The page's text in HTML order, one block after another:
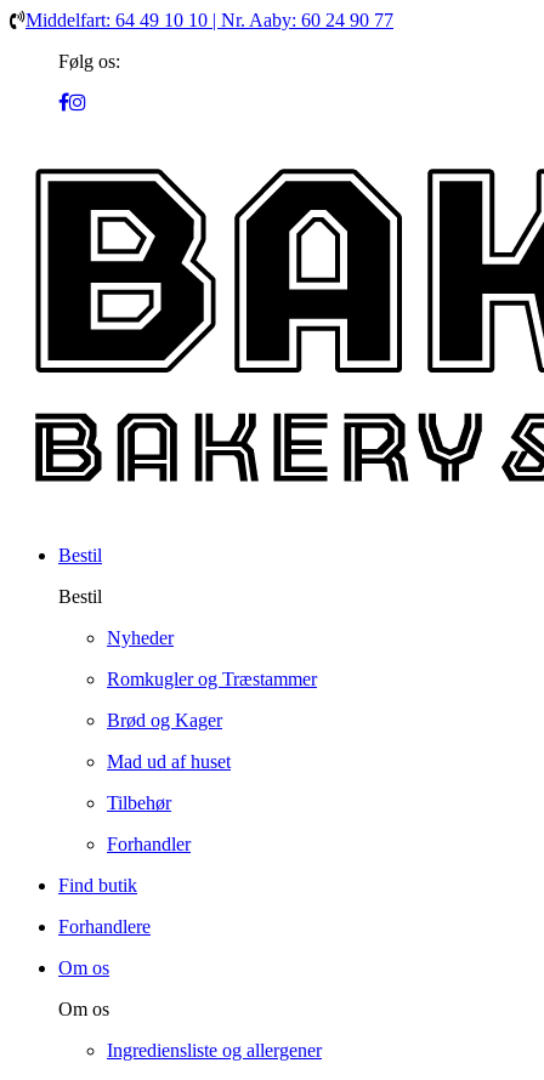
Middelfart: 64 49 10 10 | Nr. Aaby: 60 24 90 77
Følg os:
Bestil
Bestil
Nyheder
Romkugler og Træstammer
Brød og Kager
Mad ud af huset
Tilbehør
Forhandler
Find butik
Forhandlere
Om os
Om os
Ingrediensliste og allergener